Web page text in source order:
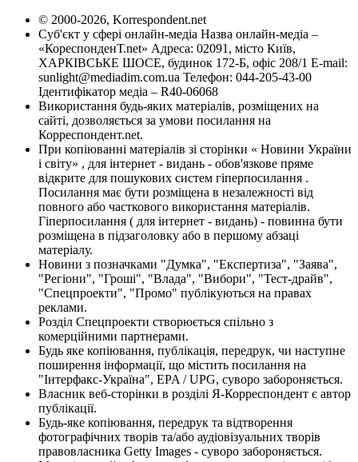
© 2000-2026, Korrespondent.net
Суб'єкт у сфері онлайн-медіа Назва онлайн-медіа –
«КореспонденТ.net» Адреса: 02091, місто Київ,
ХАРКІВСЬКЕ ШОСЕ, будинок 172-Б, офіс 208/1 E-mail:
sunlight@mediadim.com.ua Телефон: 044-205-43-00
Ідентифікатор медіа – R40-06068
Використання будь-яких матеріалів, розміщених на
сайті, дозволяється за умови посилання на
Корреспондент.net.
При копіюванні матеріалів зі сторінки « Новини України
і світу» , для інтернет - видань - обов'язкове пряме
відкрите для пошукових систем гіперпосилання .
Посилання має бути розміщена в незалежності від
повного або часткового використання матеріалів.
Гіперпосилання ( для інтернет - видань) - повинна бути
розміщена в підзаголовку або в першому абзаці
матеріалу.
Новини з позначками "Думка", "Експертиза", "Заява",
"Регіони", "Гроші", "Влада", "Вибори", "Тест-драйв",
"Спецпроекти", "Промо" публікуються на правах
реклами.
Розділ Спецпроекти створюється спільно з
комерційними партнерами.
Будь яке копіювання, публікація, передрук, чи наступне
поширення інформації, що містить посилання на
"Інтерфакс-Україна", EPA / UPG, суворо забороняється.
Власник веб-сторінки в розділі Я-Корреспондент є автор
публікації.
Будь-яке копіювання, передрук та відтворення
фотографічних творів та/або аудіовізуальних творів
правовласника Getty Images - суворо забороняється.